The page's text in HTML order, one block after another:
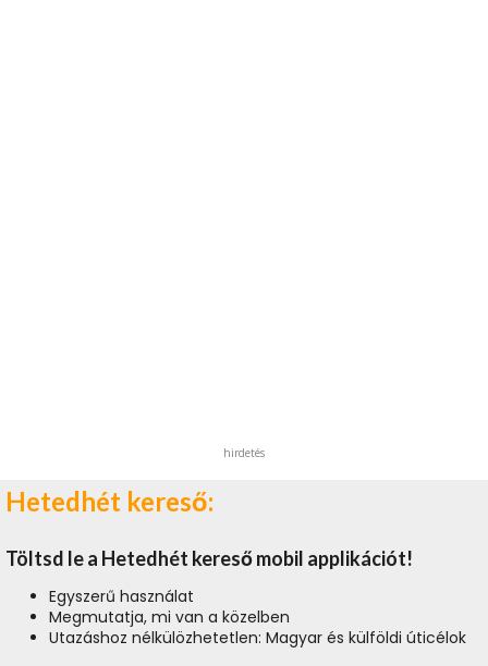
hirdetés
Hetedhét kereső:
Töltsd le a Hetedhét kereső mobil applikációt!
Egyszerű használat
Megmutatja, mi van a közelben
Utazáshoz nélkülözhetetlen: Magyar és külföldi úticélok